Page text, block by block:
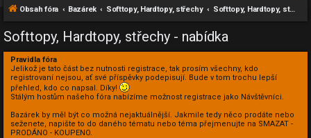
Obsah fóra Bazárek Softtopy, Hardtopy, střechy Softtopy, Hardtopy, střechy - nabídka
Softtopy, Hardtopy, střechy - nabídka
Pravidla fóra
Jelikož je tato část bez nutnosti registrace, tak prosím všechny, kdo
registrovaní nejsou, ať své příspěvky podepisují. Bude v tom trochu lepší
přehled, kdo co napsal. Díky!
Stálým hostům našeho fóra nabízíme možnost registrace jako Návštěvníci.
Bazárek by měl být co možná nejaktuálnější. Jakmile tedy něco prodáte nebo
seženete, napište to do daného tématu nebo téma přejmenujte na SMAZAT -
PRODÁNO - KOUPENO.